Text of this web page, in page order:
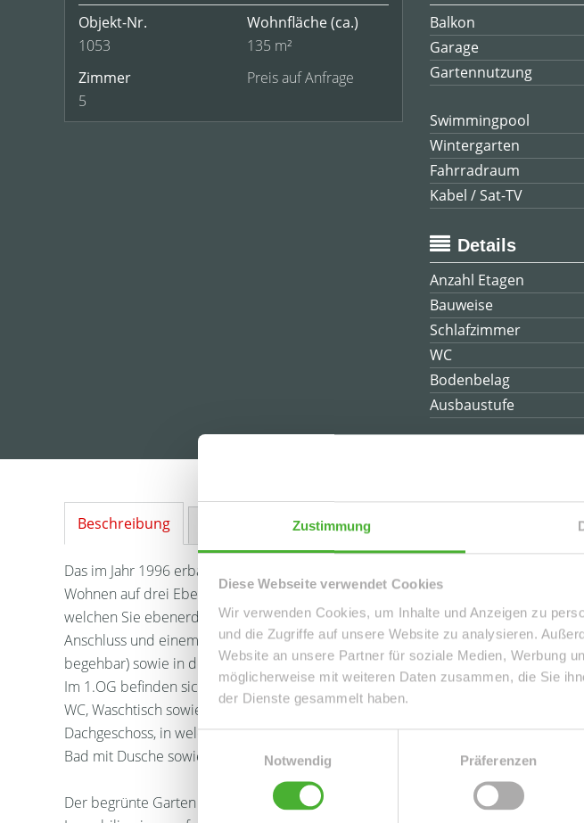
Zustimmung
Diese Webseite verwendet Cookies
Wir verwenden Cookies, um Inhalte und Anzeigen zu
und die Zugriffe auf unsere Website zu analysieren.
Website an unsere Partner für soziale Medien, Werbung
möglicherweise mit weiteren Daten zusammen, die Sie
der Dienste gesammelt haben.
Notwendig
Präferenzen
Objekt-Nr.
1053
Wohnfläche(ca.)
135 m²
Zimmer
5
Preis auf Anfrage
Balkon
Garage
Gartennutzung
Swimmingpool
Wintergarten
Fahrradraum
Kabel / Sat-TV
Details
Anzahl Etagen
Bauweise
Schlafzimmer
WC
Bodenbelag
Ausbaustufe
Beschreibung Lage Sonstiges
Das im Jahr 1996 erbaute, idyllisch gelegene sowie freistehende Einfamilienhaus
Wohnen auf drei Ebenen. Der Grundriss ist ideal für Familien mit bis zu vier
welchen Sie ebenerdig vom Hauseingangsbereich erreichen, befindet sich ein
Anschluss und einem Waschtisch. Vom Hausflur aus gelangen Sie direkt zur
begehbar) sowie in den Heizungsraum, welche sich neben den v. g.
Im 1.OG befinden sich das Wohnzimmer inkl. Kamin, das Schlafzimmer, das
WC, Waschtisch sowie die Küche inkl. EBK und der angrenzende Wintergarten.
Dachgeschoss, in welchem sich ein weiteres Schlafzimmer inkl. angrenzendem
Bad mit Dusche sowie ein Office-Bereich im Flur befinden.
Der begrünte Garten inkl. Poolbereich laden zum relaxen und verweilen ein.